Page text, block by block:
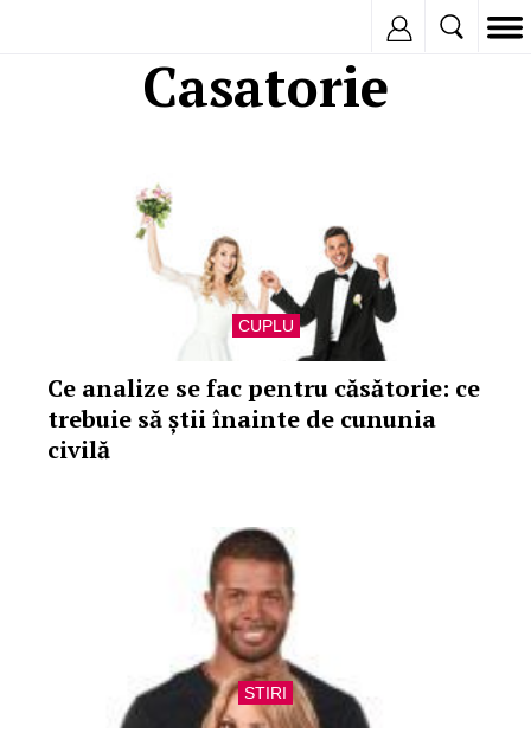
Casatorie
CUPLU
Ce analize se fac pentru căsătorie: ce
trebuie să știi înainte de cununia
civilă
STIRI